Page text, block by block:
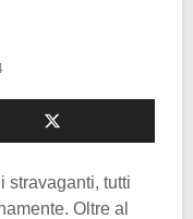
stravaganti, tutti
Oltre al